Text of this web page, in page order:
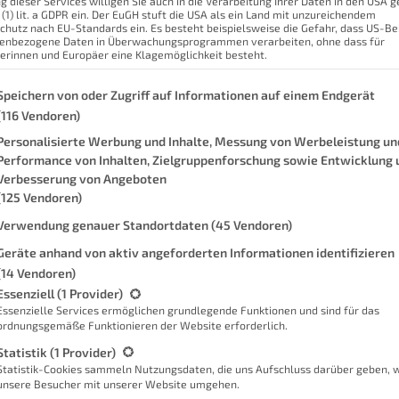
präsentieren! In diesem
Thermostat, der seit einigen
hält. Der Beitrag reiht sich damit in
an sich gehen. Im Paket
in Kombination mit dem
nicht?
lit. a GDPR ein. Der EuGH stuft die USA als ein Land mit unzureichendem
nach EU-Standards ein. Es besteht beispielsweise die Gefahr, dass US-
Daten in Überwachungsprogrammen verarbeiten, ohne dass für
und Europäer eine Klagemöglichkeit besteht.
finden Sie eine Liste der Zwecke des IAB Transparency and
von oder Zugriff auf Informationen auf einem Endgerät
Vendoren)
Werbung und Inhalte, Messung von Werbeleistung
von Inhalten, Zielgruppenforschung sowie Entwicklung
von Angeboten
Vendoren)
genauer Standortdaten(45 Vendoren)
anhand von aktiv angeforderten Informationen identifizieren
Vendoren)
eine Liste der Service-Gruppen, für die eine Einwilligung erteilt
(1 Provider)
Services ermöglichen grundlegende Funktionen und sind für das
Funktionieren der Website erforderlich.
(1 Provider)
Cookies sammeln Nutzungsdaten, die uns Aufschluss darüber geben,
Besucher mit unserer Website umgehen.